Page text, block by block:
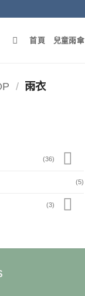
首頁 兒童雨傘
/ 雨衣
(36)
(5)
(3)